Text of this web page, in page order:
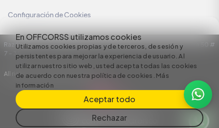
En OFFCORSS utilizamos cookies
Utilizamos cookies propias y de terceros, de sesión y
persistentes para mejorar la experiencia de usuario. Al
utilizar nuestro sitio web, usted acepta todas las cookies
de acuerdo con nuestra política de cookies. Más
información
Aceptar todo
Rechazar
Configuración de Cookies
Razón Social: C.I HERMECO S.A. NIT: 890924167-6 Dirección: Carrera 50 #
7 – 35
All rights reserved empowered by